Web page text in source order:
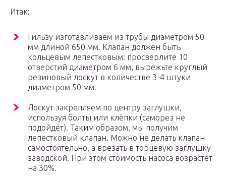
Итак:
Гильзу изготавливаем из трубы диаметром 50
мм длиной 650 мм. Клапан должен быть
кольцевым лепестковым: просверлите 10
отверстий диаметром 6 мм, вырежьте круглый
резиновый лоскут в количестве 3-4 штуки
диаметром 50 мм.
Лоскут закрепляем по центру заглушки,
используя болты или клёпки (саморез не
подойдёт). Таким образом, мы получим
лепестковый клапан. Можно не делать клапан
самостоятельно, а врезать в торцевую заглушку
заводской. При этом стоимость насоса возрастёт
на 30%.